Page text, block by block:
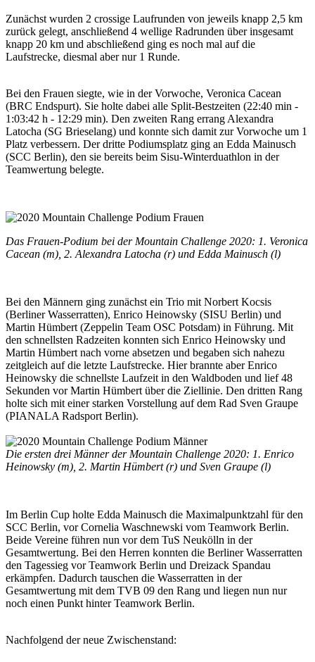
Zunächst wurden 2 crossige Laufrunden von jeweils knapp 2,5 km
zurück gelegt, anschließend 4 wellige Radrunden über insgesamt
knapp 20 km und abschließend ging es noch mal auf die
Laufstrecke, diesmal aber nur 1 Runde.
Bei den Frauen siegte, wie in der Vorwoche, Veronica Cacean
(BRC Endspurt). Sie holte dabei alle Split-Bestzeiten (22:40 min -
1:03:42 h - 12:29 min). Den zweiten Rang errang Alexandra
Latocha (SG Brieselang) und konnte sich damit zur Vorwoche um 1
Platz verbessern. Der dritte Podiumsplatz ging an Edda Mainusch
(SCC Berlin), den sie bereits beim Sisu-Winterduathlon in der
Teamwertung belegte.
Das Frauen-Podium bei der Mountain Challenge 2020: 1. Veronica
Cacean (m), 2. Alexandra Latocha (r) und Edda Mainusch (l)
Bei den Männern ging zunächst ein Trio mit Norbert Kocsis
(Berliner Wasserratten), Enrico Heinowsky (SISU Berlin) und
Martin Hümbert (Zeppelin Team OSC Potsdam) in Führung. Mit
den schnellsten Radzeiten konnten sich Enrico Heinowsky und
Martin Hümbert nach vorne absetzen und begaben sich nahezu
zeitgleich auf die letzte Laufstrecke. Hier brannte aber Enrico
Heinowsky die schnellste Laufzeit in den Waldboden und lief 48
Sekunden vor Martin Hümbert über die Ziellinie. Den dritten Rang
holte sich mit einer starken Vorstellung auf dem Rad Sven Graupe
(PIANALA Radsport Berlin).
Die ersten drei Männer der Mountain Challenge 2020: 1. Enrico
Heinowsky (m), 2. Martin Hümbert (r) und Sven Graupe (l)
Im Berlin Cup holte Edda Mainusch die Maximalpunktzahl für den
SCC Berlin, vor Cornelia Waschnewski vom Teamwork Berlin.
Beide Vereine führen nun vor dem TuS Neukölln in der
Gesamtwertung. Bei den Herren konnten die Berliner Wasserratten
den Tagessieg vor Teamwork Berlin und Dreizack Spandau
erkämpfen. Dadurch tauschen die Wasserratten in der
Gesamtwertung mit dem TVB 09 den Rang und liegen nun nur
noch einen Punkt hinter Teamwork Berlin.
Nachfolgend der neue Zwischenstand: